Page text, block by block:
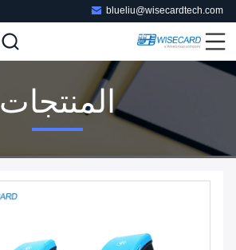
blueliu@wisecardtech.com
المنتجات